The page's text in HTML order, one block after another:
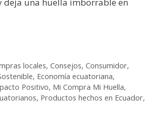
deja una huella imborrable en
locales, Consejos, Consumidor,
, Economía ecuatoriana,
Positivo, Mi Compra Mi Huella,
, Productos hechos en Ecuador,